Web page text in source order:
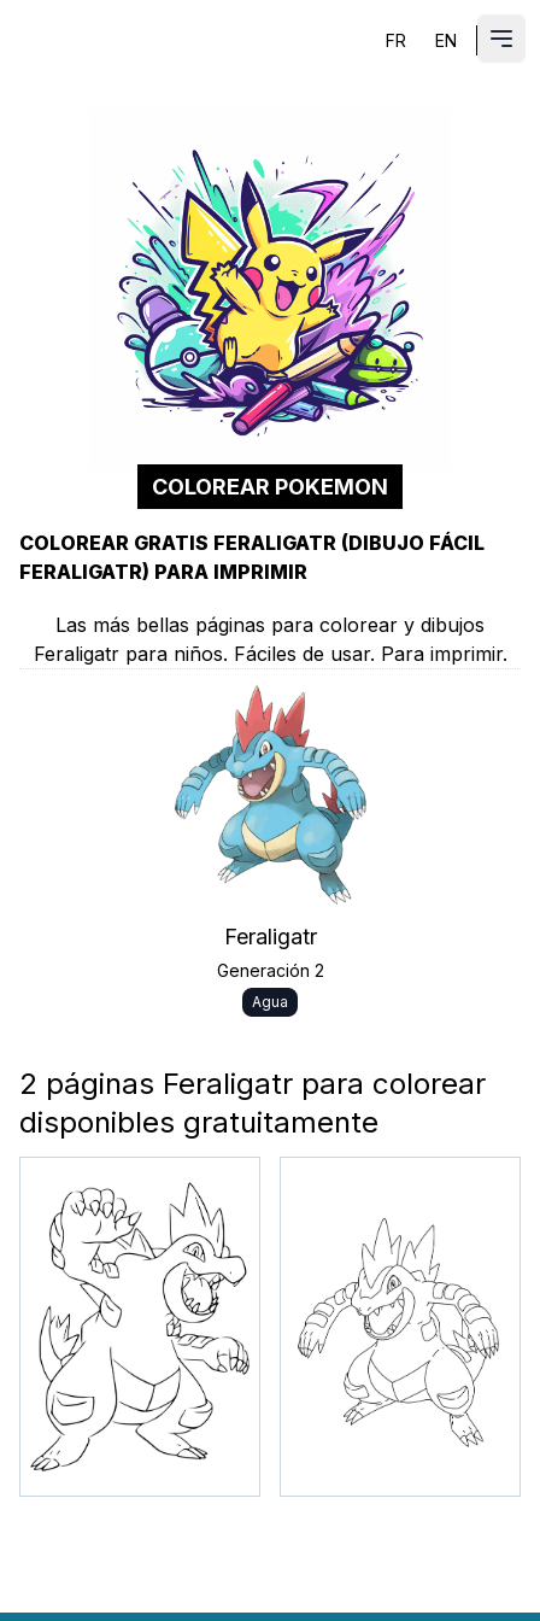
FR EN ES
COLOREAR POKEMON
COLOREAR GRATIS FERALIGATR (DIBUJO FÁCIL
FERALIGATR) PARA IMPRIMIR
Las más bellas páginas para colorear y dibujos
Feraligatr para niños. Fáciles de usar. Para imprimir.
Feraligatr
Generación 2
Agua
2 páginas Feraligatr para colorear
disponibles gratuitamente